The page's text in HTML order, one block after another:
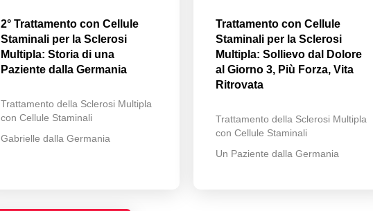
2° Trattamento con Cellule
Staminali per la Sclerosi
Multipla: Storia di una
Paziente dalla Germania
Trattamento della Sclerosi Multipla
con Cellule Staminali
Gabrielle dalla Germania
Trattamento con Cellule
Staminali per la Sclerosi
Multipla: Sollievo dal Dolore
al Giorno 3, Più Forza, Vita
Ritrovata
Trattamento della Sclerosi Multipla
con Cellule Staminali
Un Paziente dalla Germania